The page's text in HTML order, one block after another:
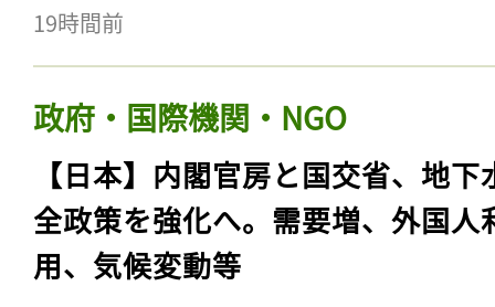
19時間前
政府・国際機関・NGO
【日本】内閣官房と国交省、地下
全政策を強化へ。需要増、外国人
用、気候変動等